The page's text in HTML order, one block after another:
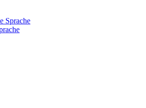
Sprache